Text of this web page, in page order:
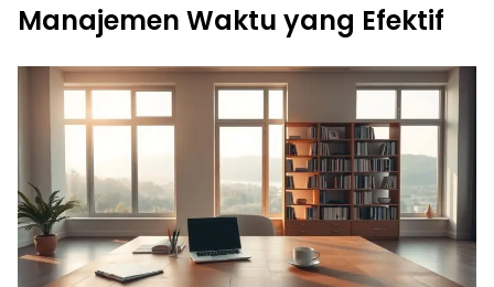
Manajemen Waktu yang Efektif